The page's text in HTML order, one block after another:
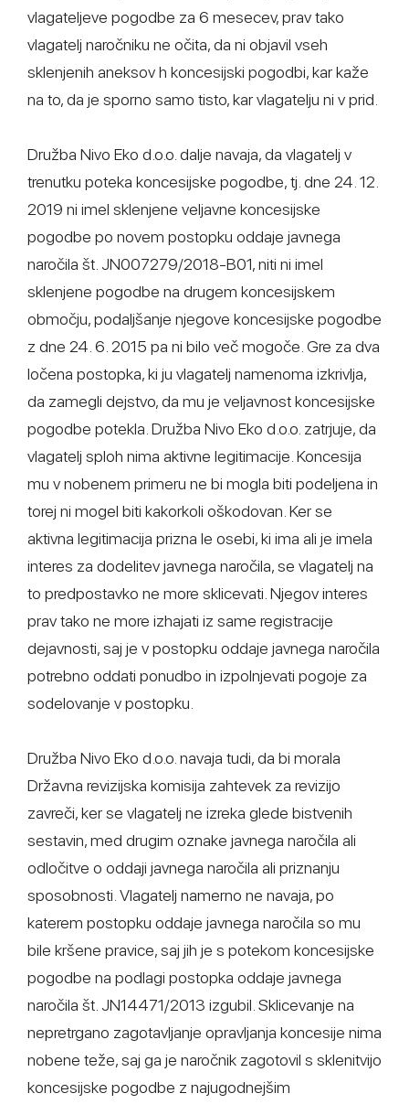
vlagateljeve pogodbe za 6 mesecev, prav tako
vlagatelj naročniku ne očita, da ni objavil vseh
sklenjenih aneksov h koncesijski pogodbi, kar kaže
na to, da je sporno samo tisto, kar vlagatelju ni v prid.
Družba Nivo Eko d.o.o. dalje navaja, da vlagatelj v
trenutku poteka koncesijske pogodbe, tj. dne 24. 12.
2019 ni imel sklenjene veljavne koncesijske
pogodbe po novem postopku oddaje javnega
naročila št. JN007279/2018-B01, niti ni imel
sklenjene pogodbe na drugem koncesijskem
območju, podaljšanje njegove koncesijske pogodbe
z dne 24. 6. 2015 pa ni bilo več mogoče. Gre za dva
ločena postopka, ki ju vlagatelj namenoma izkrivlja,
da zamegli dejstvo, da mu je veljavnost koncesijske
pogodbe potekla. Družba Nivo Eko d.o.o. zatrjuje, da
vlagatelj sploh nima aktivne legitimacije. Koncesija
mu v nobenem primeru ne bi mogla biti podeljena in
torej ni mogel biti kakorkoli oškodovan. Ker se
aktivna legitimacija prizna le osebi, ki ima ali je imela
interes za dodelitev javnega naročila, se vlagatelj na
to predpostavko ne more sklicevati. Njegov interes
prav tako ne more izhajati iz same registracije
dejavnosti, saj je v postopku oddaje javnega naročila
potrebno oddati ponudbo in izpolnjevati pogoje za
sodelovanje v postopku.
Družba Nivo Eko d.o.o. navaja tudi, da bi morala
Državna revizijska komisija zahtevek za revizijo
zavreči, ker se vlagatelj ne izreka glede bistvenih
sestavin, med drugim oznake javnega naročila ali
odločitve o oddaji javnega naročila ali priznanju
sposobnosti. Vlagatelj namerno ne navaja, po
katerem postopku oddaje javnega naročila so mu
bile kršene pravice, saj jih je s potekom koncesijske
pogodbe na podlagi postopka oddaje javnega
naročila št. JN14471/2013 izgubil. Sklicevanje na
nepretrgano zagotavljanje opravljanja koncesije nima
nobene teže, saj ga je naročnik zagotovil s sklenitvijo
koncesijske pogodbe z najugodnejšim